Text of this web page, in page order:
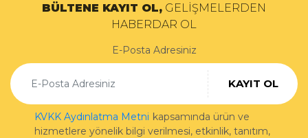
BÜLTENE KAYIT OL, GELİŞMELERDEN
HABERDAR OL
E-Posta Adresiniz
KAYIT OL
KVKK Aydınlatma Metni kapsamında ürün ve
hizmetlere yönelik bilgi verilmesi, etkinlik, tanıtım,